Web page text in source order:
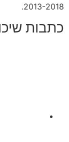
2013-2018.
כתבות